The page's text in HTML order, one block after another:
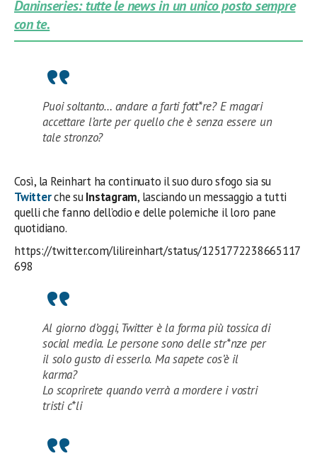
Daninseries: tutte le news in un unico posto sempre
con te.
Puoi soltanto… andare a farti fott*re? E magari
accettare l’arte per quello che è senza essere un
tale stronzo?
Così, la Reinhart ha continuato il suo duro sfogo sia su
Twitterche suInstagram, lasciando un messaggio a tutti
quelli che fanno dell’odio e delle polemiche il loro pane
quotidiano.
https://twitter.com/lilireinhart/status/1251772238665117
698
Al giorno d’oggi, Twitter è la forma più tossica di
social media. Le persone sono delle str*nze per
il solo gusto di esserlo. Ma sapete cos’è il
karma?
Lo scoprirete quando verrà a mordere i vostri
tristi c*li